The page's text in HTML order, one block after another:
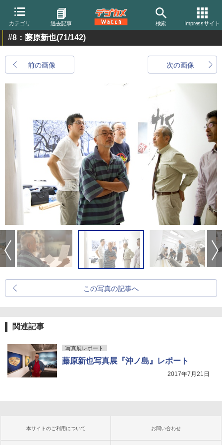
カテゴリ 過去記事 検索 Impressサイト
#8：藤原新也(71/142)
前の画像 次の画像
この写真の記事へ
関連記事
写真展レポート
藤原新也写真展『沖ノ島』レポート
2017年7月21日
本サイトのご利用について お問い合わせ